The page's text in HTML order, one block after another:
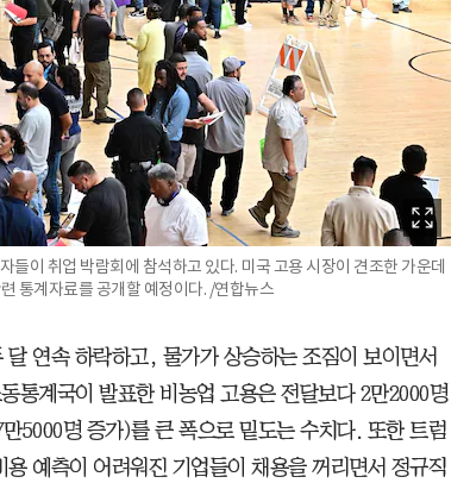
들이 취업 박람회에 참석하고 있다. 미국 고용 시장이 견조한 가운데
통계자료를 공개할 예정이다. /연합뉴스
연속 하락하고, 물가가 상승하는 조짐이 보이면서
통계국이 발표한 비농업 고용은 전달보다 2만2000명
5000명 증가)를 큰 폭으로 밑도는 수치다. 또한 트럼
예측이 어려워진 기업들이 채용을 꺼리면서 정규직